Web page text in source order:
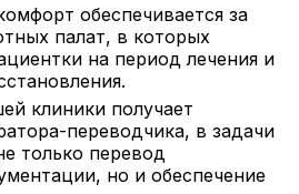
обеспечивается за
палат, в которых
на период лечения и
клиники получает
переводчика, в задачи
только перевод
но и обеспечение